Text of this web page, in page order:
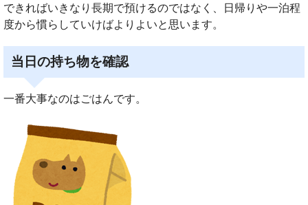
できればいきなり長期で預けるのではなく、日帰りや一泊程
度から慣らしていけばよりよいと思います。
当日の持ち物を確認
一番大事なのはごはんです。